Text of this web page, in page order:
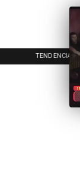
TENDENCIAS